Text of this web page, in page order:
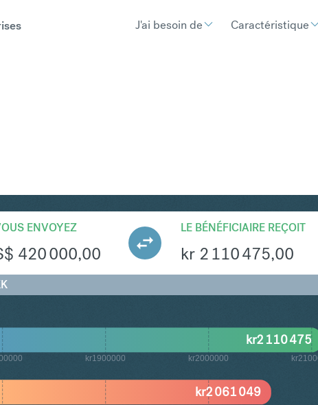
J'ai besoin de Caractéristique
ENVOYEZ
420 000,00
LE BÉNÉFICIAIRE REÇOIT
kr 2 110 475,00
kr1900000 kr2000000
kr2 061 049
kr2 110 475